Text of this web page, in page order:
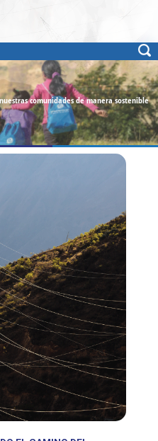
comunidades de manera sostenible